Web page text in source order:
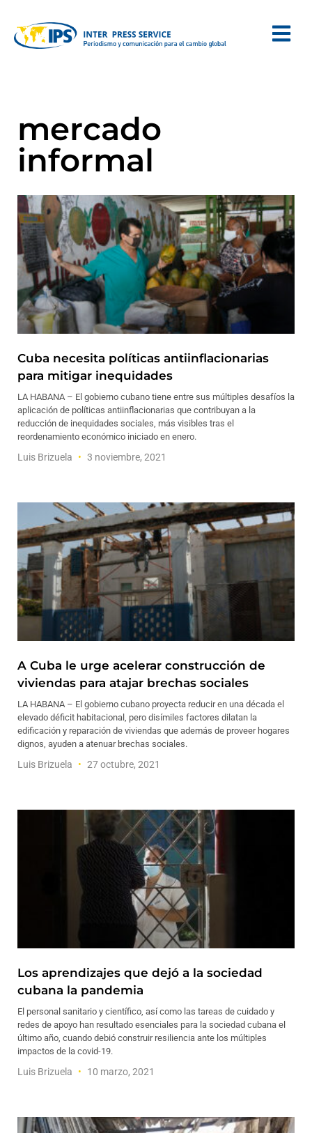
mercado
informal
Cuba necesita políticas antiinflacionarias
para mitigar inequidades
LA HABANA – El gobierno cubano tiene entre sus múltiples desafíos la
aplicación de políticas antiinflacionarias que contribuyan a la
reducción de inequidades sociales, más visibles tras el
reordenamiento económico iniciado en enero.
Luis Brizuela 3 noviembre, 2021
A Cuba le urge acelerar construcción de
viviendas para atajar brechas sociales
LA HABANA – El gobierno cubano proyecta reducir en una década el
elevado déficit habitacional, pero disímiles factores dilatan la
edificación y reparación de viviendas que además de proveer hogares
dignos, ayuden a atenuar brechas sociales.
Luis Brizuela 27 octubre, 2021
Los aprendizajes que dejó a la sociedad
cubana la pandemia
El personal sanitario y científico, así como las tareas de cuidado y
redes de apoyo han resultado esenciales para la sociedad cubana el
último año, cuando debió construir resiliencia ante los múltiples
impactos de la covid-19.
Luis Brizuela 10 marzo, 2021